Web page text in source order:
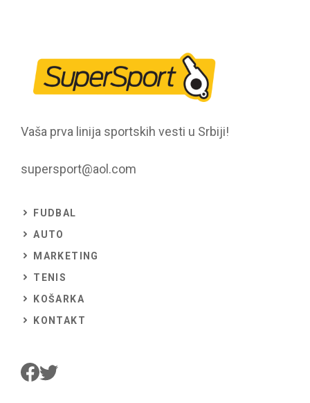
Vaša prva linija sportskih vesti u Srbiji!
supersport@aol.com
FUDBAL
AUTO
MARKETING
TENIS
KOŠARKA
KONTAKT